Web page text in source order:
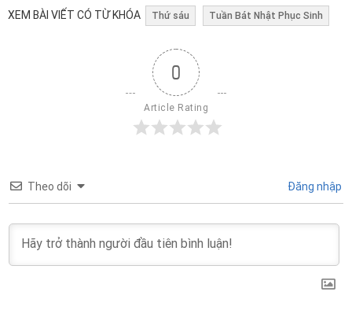
XEM BÀI VIẾT CÓ TỪ KHÓA Thứ sáu Tuần Bát Nhật Phục Sinh
0
Article Rating
Theo dõi Đăng nhập